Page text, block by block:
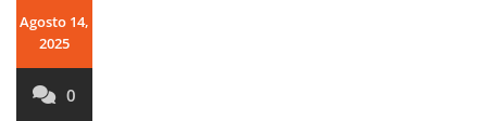
Agosto 14,
2025
0